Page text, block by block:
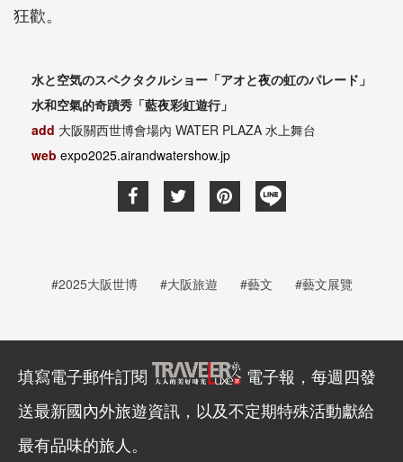
狂歡。
水と空気のスペクタクルショー「アオと夜の虹のパレード」
水和空氣的奇蹟秀「藍夜彩虹遊行」
add 大阪關西世博會場內 WATER PLAZA 水上舞台
web expo2025.airandwatershow.jp
#2025大阪世博 #大阪旅遊 #藝文 #藝文展覽
填寫電子郵件訂閱
電子報，每週四發
送最新國內外旅遊資訊，以及不定期特殊活動獻給
最有品味的旅人。